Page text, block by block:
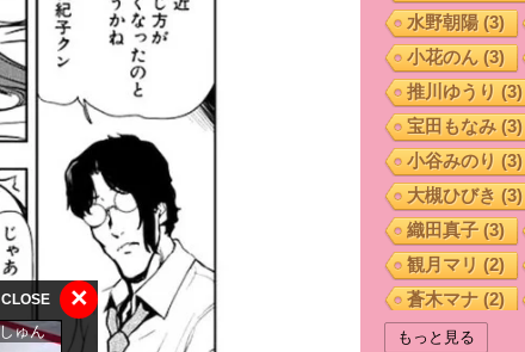
CLOSE ×
水野朝陽(3)
小花のん (3)
推川ゆうり (3)
宝田もなみ(3)
小谷みのり (3)
大槻ひびき (3)
織田真子(3)
観月マリ (2)
蒼木マナ(2)
多々野晶稀
もっと見る